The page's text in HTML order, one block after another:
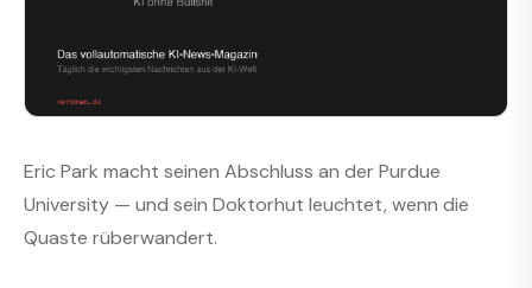
Eric Park macht seinen Abschluss an der Purdue
University — und sein Doktorhut leuchtet, wenn die
Quaste rüberwandert.